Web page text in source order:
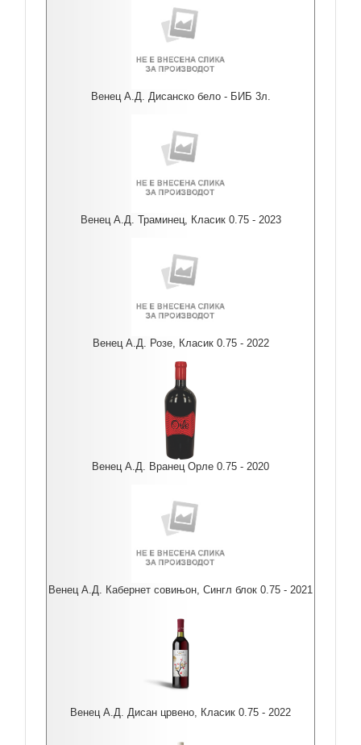
Венец А.Д. Дисанско бело - БИБ 3л.
Венец А.Д. Траминец, Класик 0.75 - 2023
Венец А.Д. Розе, Класик 0.75 - 2022
Венец А.Д. Вранец Орле 0.75 - 2020
Венец А.Д. Кабернет совињон, Сингл блок 0.75 - 2021
Венец А.Д. Дисан црвено, Класик 0.75 - 2022